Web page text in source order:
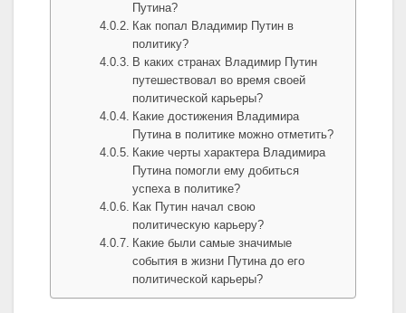
Путина?
Как попал Владимир Путин в
политику?
В каких странах Владимир Путин
путешествовал во время своей
политической карьеры?
Какие достижения Владимира
Путина в политике можно отметить?
Какие черты характера Владимира
Путина помогли ему добиться
успеха в политике?
Как Путин начал свою
политическую карьеру?
Какие были самые значимые
события в жизни Путина до его
политической карьеры?